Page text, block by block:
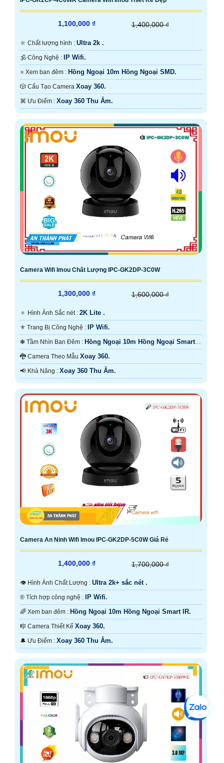
1,100,000 ₫ 1,400,000 ₫
🔆 Chất lượng hình : Ultra 2k .
🕉️ Công Nghệ : IP Wifi.
⭐ Xem ban đêm : Hồng Ngoại 10m Hồng Ngoại SMD.
🎲 Cấu Tạo Camera Xoay 360.
️⌘ Ưu Điểm : Xoay 360 Thu Âm.
Camera Wifi Imou Chất Lượng IPC-GK2DP-3C0W
1,300,000 ₫ 1,600,000 ₫
🔅 Hình Ảnh Sắc nét : 2K Lite .
⚜️ Trang Bị Công Nghệ : IP Wifi.
❃ Tầm Nhìn Ban Đêm : Hồng Ngoại 10m Hồng Ngoại Smart
IR.🐉️ Camera Theo Mẫu Xoay 360.
️📢 Khả Năng : Xoay 360 Thu Âm.
Camera An Ninh Wifi Imou IPC-GK2DP-5C0W Giá Rẻ
1,400,000 ₫ 1,700,000 ₫
👁 Hình Ành Chất Lượng : Ultra 2k+ sắc nét .
®️ Tích hợp công nghệ : IP Wifi.
🌈 Xem ban đêm : Hồng Ngoại 10m Hồng Ngoại Smart IR.
🎼️ Camera Thiết Kế Xoay 360.
️🔔 Ưu Điểm : Xoay 360 Thu Âm.